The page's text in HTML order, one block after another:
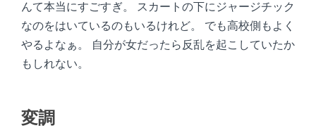
んて本当にすごすぎ。 スカートの下にジャージチック
なのをはいているのもいるけれど。 でも高校側もよく
やるよなぁ。 自分が女だったら反乱を起こしていたか
もしれない。
変調